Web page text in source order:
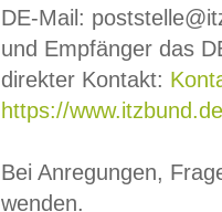
DE-Mail:
und Empfänger das
direkter Kontakt:
https://
Bei Anregungen,
wenden.